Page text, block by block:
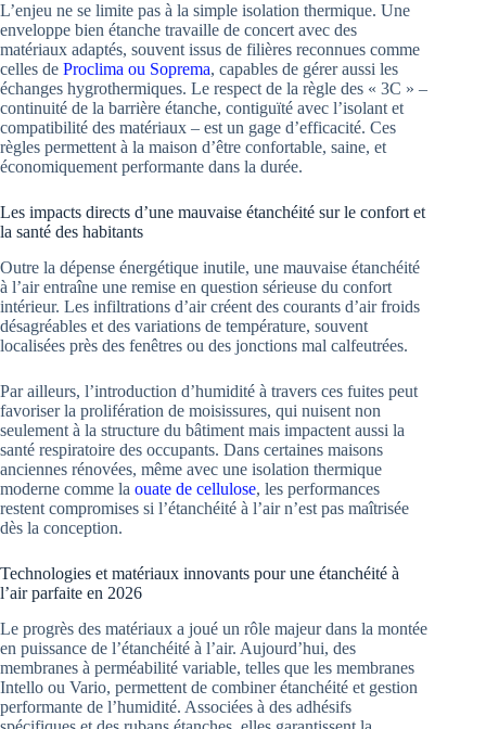
L’enjeu ne se limite pas à la simple isolation thermique. Une
enveloppe bien étanche travaille de concert avec des
matériaux adaptés, souvent issus de filières reconnues comme
celles de Proclima ou Soprema, capables de gérer aussi les
échanges hygrothermiques. Le respect de la règle des « 3C » –
continuité de la barrière étanche, contiguïté avec l’isolant et
compatibilité des matériaux – est un gage d’efficacité. Ces
règles permettent à la maison d’être confortable, saine, et
économiquement performante dans la durée.
Les impacts directs d’une mauvaise étanchéité sur le confort et
la santé des habitants
Outre la dépense énergétique inutile, une mauvaise étanchéité
à l’air entraîne une remise en question sérieuse du confort
intérieur. Les infiltrations d’air créent des courants d’air froids
désagréables et des variations de température, souvent
localisées près des fenêtres ou des jonctions mal calfeutrées.
Par ailleurs, l’introduction d’humidité à travers ces fuites peut
favoriser la prolifération de moisissures, qui nuisent non
seulement à la structure du bâtiment mais impactent aussi la
santé respiratoire des occupants. Dans certaines maisons
anciennes rénovées, même avec une isolation thermique
moderne comme la ouate de cellulose, les performances
restent compromises si l’étanchéité à l’air n’est pas maîtrisée
dès la conception.
Technologies et matériaux innovants pour une étanchéité à
l’air parfaite en 2026
Le progrès des matériaux a joué un rôle majeur dans la montée
en puissance de l’étanchéité à l’air. Aujourd’hui, des
membranes à perméabilité variable, telles que les membranes
Intello ou Vario, permettent de combiner étanchéité et gestion
performante de l’humidité. Associées à des adhésifs